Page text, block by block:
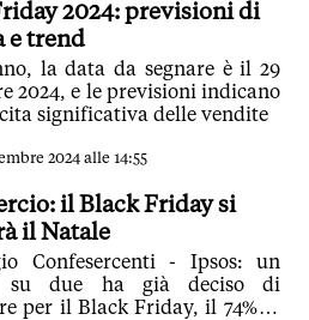
2024: previsioni di
e trend
la data da segnare è il 29
2024, e le previsioni indicano
significativa delle vendite
2024 alle 14:55
il Black Friday si
il Natale
Confesercenti - Ipsos: un
su due ha già deciso di
per il Black Friday, il 74% lo